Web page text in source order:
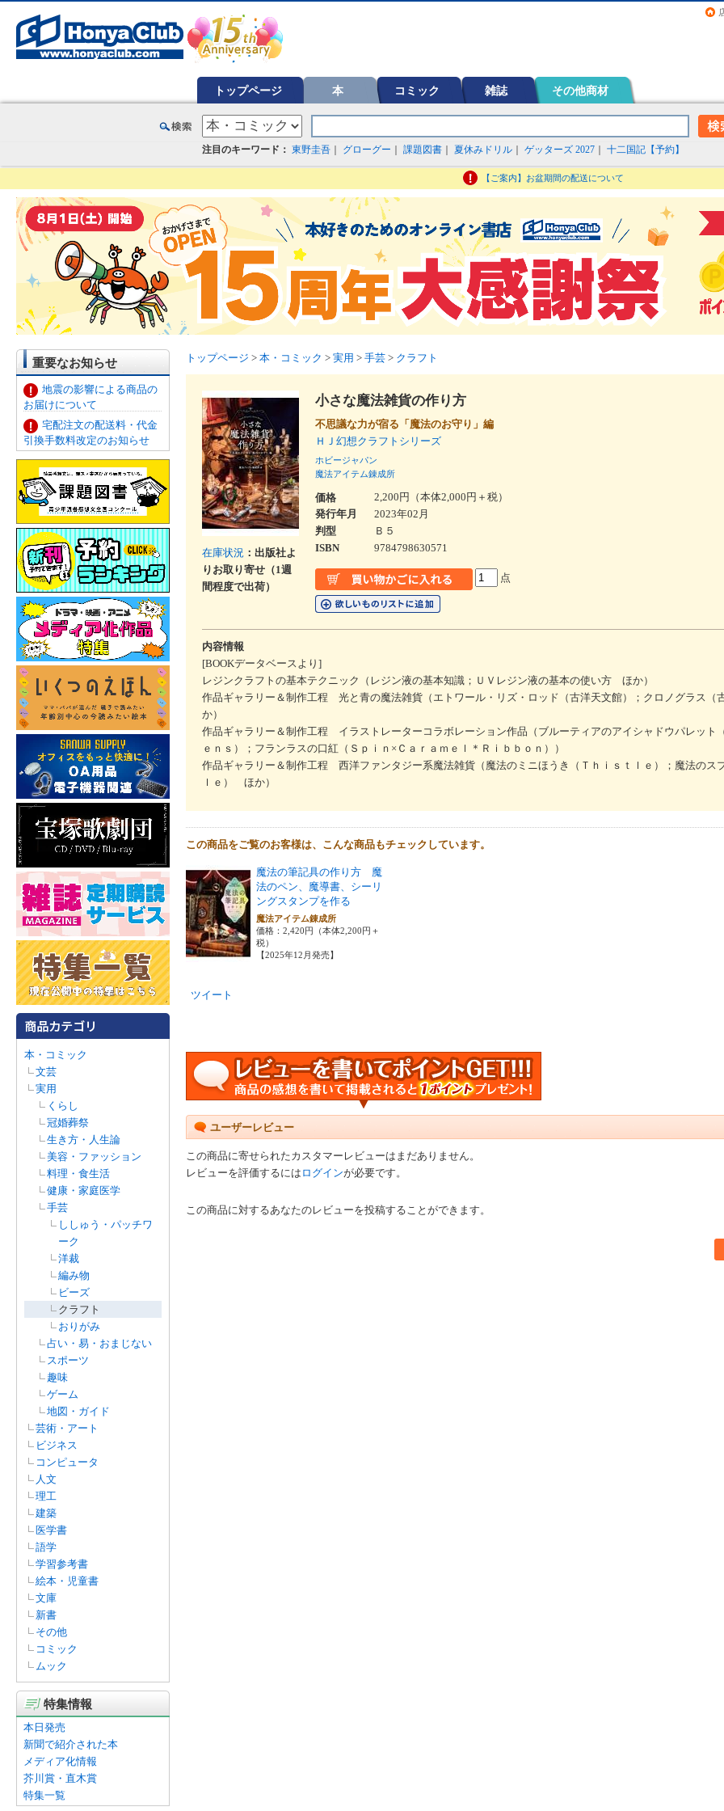
トップページ 本 コミック 雑誌 その他商材
注目のキーワード： 東野圭吾 グローグー 課題図書 夏休みドリル ゲッターズ 2027 十二国記【予約】
【ご案内】お盆期間の配送について
重要なお知らせ
地震の影響による商品の
お届けについて
宅配注文の配送料・代金
引換手数料改定のお知らせ
本・コミック
文芸
実用
くらし
冠婚葬祭
生き方・人生論
美容・ファッション
料理・食生活
健康・家庭医学
手芸
ししゅう・パッチワ
ーク
洋裁
編み物
ビーズ
クラフト
おりがみ
占い・易・おまじない
スポーツ
趣味
ゲーム
地図・ガイド
芸術・アート
ビジネス
コンピュータ
人文
理工
建築
医学書
語学
学習参考書
絵本・児童書
文庫
新書
その他
コミック
ムック
特集情報
本日発売
新聞で紹介された本
メディア化情報
芥川賞・直木賞
特集一覧
トップページ > 本・コミック > 実用 > 手芸 > クラフト
在庫状況 ：出版社よ
りお取り寄せ（1週
間程度で出荷）
小さな魔法雑貨の作り方
不思議な力が宿る「魔法のお守り」編
ＨＪ幻想クラフトシリーズ
ホビージャパン
魔法アイテム錬成所
価格
2,200円（本体2,000円＋税）
発行年月
2023年02月
判型
Ｂ５
ISBN
9784798630571
点
内容情報
[BOOKデータベースより]
レジンクラフトの基本テクニック（レジン液の基本知識；ＵＶレジン液の基本の使い方 ほか）
作品ギャラリー＆制作工程 光と青の魔法雑貨（エトワール・リズ・ロッド（古洋天文館）；クロノグラス
か）
作品ギャラリー＆制作工程 イラストレーターコラボレーション作品（ブルーティアのアイシャドウパレット
ｅｎｓ）；フランラスの口紅（Ｓｐｉｎ×Ｃａｒａｍｅｌ＊Ｒｉｂｂｏｎ））
作品ギャラリー＆制作工程 西洋ファンタジー系魔法雑貨（魔法のミニほうき（Ｔｈｉｓｔｌｅ）；魔法のス
ｌｅ） ほか）
この商品をご覧のお客様は、こんな商品もチェックしています。
魔法の筆記具の作り方 魔
法のペン、魔導書、シーリ
ングスタンプを作る
魔法アイテム錬成所
価格：2,420円（本体2,200円＋
税）
【2025年12月発売】
ツイート
ユーザーレビュー
この商品に寄せられたカスタマーレビューはまだありません。
レビューを評価するには ログインが必要です。
この商品に対するあなたのレビューを投稿することができます。